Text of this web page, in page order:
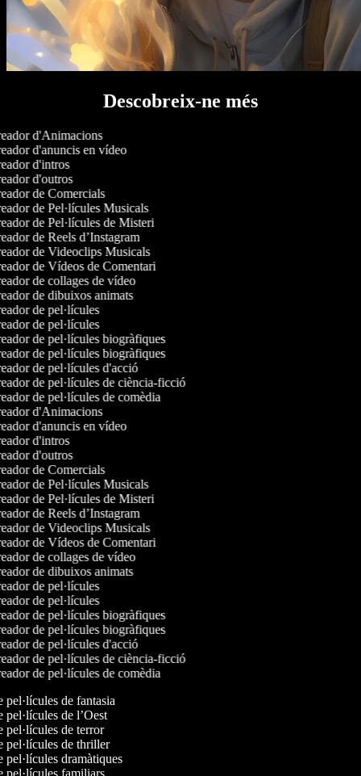
Descobreix-ne més
d'Animacions
d'anuncis en vídeo
d'intros
d'outros
de Comercials
de Pel·lícules Musicals
de Pel·lícules de Misteri
de Reels d’Instagram
de Videoclips Musicals
de Vídeos de Comentari
de collages de vídeo
de dibuixos animats
de pel·lícules
de pel·lícules
de pel·lícules biogràfiques
de pel·lícules biogràfiques
de pel·lícules d'acció
de pel·lícules de ciència-ficció
de pel·lícules de comèdia
d'Animacions
d'anuncis en vídeo
d'intros
d'outros
de Comercials
de Pel·lícules Musicals
de Pel·lícules de Misteri
de Reels d’Instagram
de Videoclips Musicals
de Vídeos de Comentari
de collages de vídeo
de dibuixos animats
de pel·lícules
de pel·lícules
de pel·lícules biogràfiques
de pel·lícules biogràfiques
de pel·lícules d'acció
de pel·lícules de ciència-ficció
de pel·lícules de comèdia
pel·lícules de fantasia
pel·lícules de l’Oest
pel·lícules de terror
pel·lícules de thriller
pel·lícules dramàtiques